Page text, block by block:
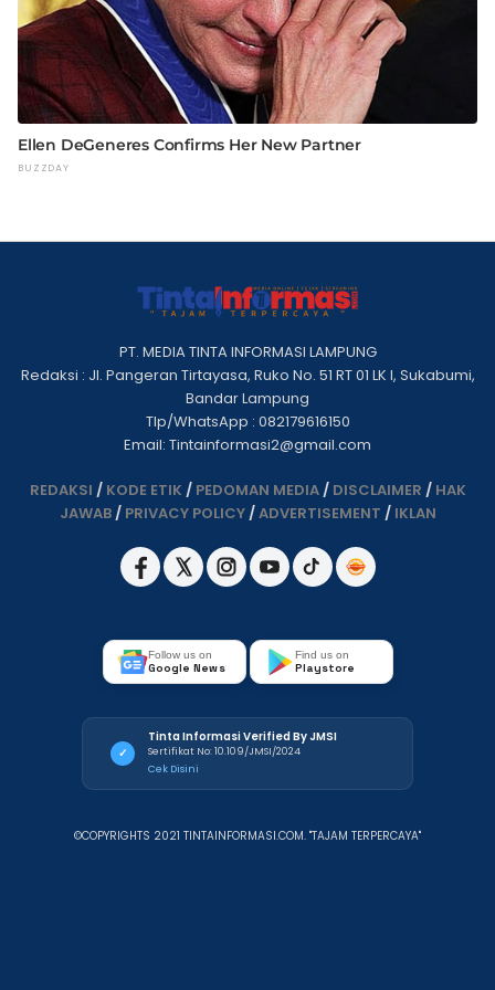
PT. MEDIA TINTA INFORMASI LAMPUNG
Redaksi : Jl. Pangeran Tirtayasa, Ruko No. 51 RT 01 LK I, Sukabumi,
Bandar Lampung
Tlp/WhatsApp : 082179616150
Email: Tintainformasi2@gmail.com
REDAKSI / KODE ETIK / PEDOMAN MEDIA/ DISCLAIMER / HAK
JAWAB/ PRIVACY POLICY/ADVERTISEMENT / IKLAN
Follow us on
Google News
Find us on
Playstore
✓
Tinta Informasi Verified By JMSI
Sertifikat No: 10.109/JMSI/2024
Cek Disini
©COPYRIGHTS 2021 TINTAINFORMASI.COM. "TAJAM TERPERCAYA"